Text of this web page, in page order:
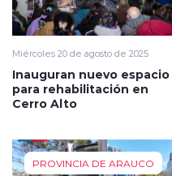
Miércoles 20 de agosto de 2025
Inauguran nuevo espacio
para rehabilitación en
Cerro Alto
PROVINCIA DE ARAUCO